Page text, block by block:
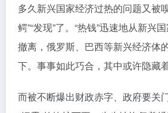
多久新兴国家经济过热的问题又被
鳄”“发现”了。“热钱”迅速地从新兴
撤离，俄罗斯、巴西等新兴经济体
下。事事如此巧合，其中或许隐藏着
而被不断爆出财政赤字、政府要关